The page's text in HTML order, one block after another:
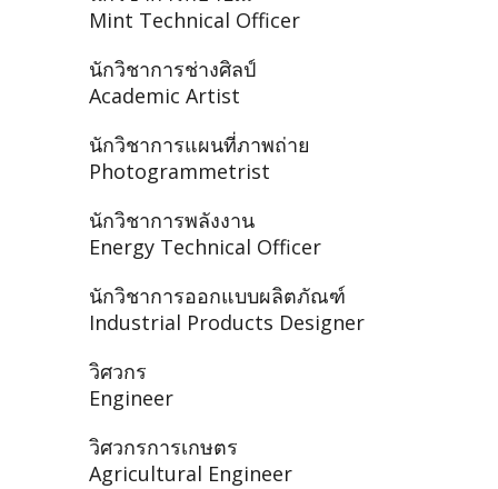
Mint Technical Officer
นักวิชาการช่างศิลป์
Academic Artist
นักวิชาการแผนที่ภาพถ่าย
Photogrammetrist
นักวิชาการพลังงาน
Energy Technical Officer
นักวิชาการออกแบบผลิตภัณฑ์
Industrial Products Designer
วิศวกร
Engineer
วิศวกรการเกษตร
Agricultural Engineer